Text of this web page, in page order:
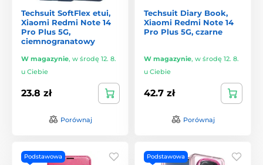
Techsuit SoftFlex etui,
Xiaomi Redmi Note 14
Pro Plus 5G,
ciemnogranatowy
W magazynie, w środę 12. 8.
u Ciebie
23.8 zł
Porównaj
Techsuit Diary Book,
Xiaomi Redmi Note 14
Pro Plus 5G, czarne
W magazynie, w środę 12. 8.
u Ciebie
42.7 zł
Porównaj
Podstawowa Podstawowa